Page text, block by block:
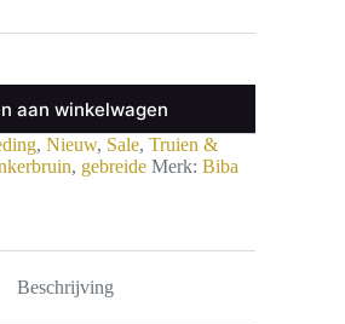
aan winkelwagen
, Nieuw, Sale, Truien &
, gebreide Merk: Biba
Beschrijving